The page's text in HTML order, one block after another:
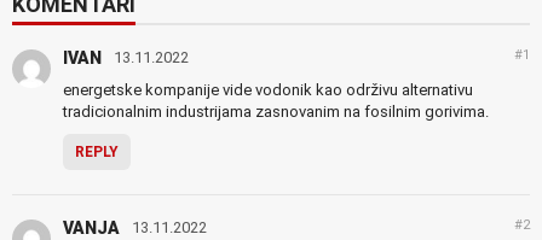
IVAN 13.11.2022 #1
energetske kompanije vide vodonik kao održivu alternativu
tradicionalnim industrijama zasnovanim na fosilnim gorivima.
REPLY
VANJA 13.11.2022 #2